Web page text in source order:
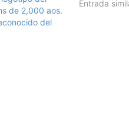
de 2,000 aos.
del
agnica de
Entrada